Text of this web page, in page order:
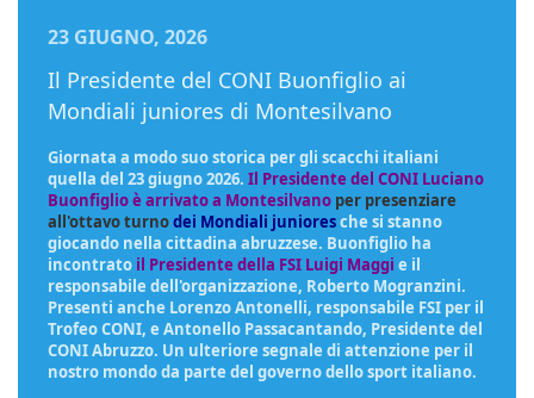
23 GIUGNO, 2026
Il Presidente del CONI Buonfiglio ai
Mondiali juniores di Montesilvano
Giornata a modo suo storica per gli scacchi italiani
quella del 23 giugno 2026. Il Presidente del CONI Luciano
Buonfiglioè arrivato a Montesilvano per presenziare
all'ottavo turnodei Mondiali junioresche si stanno
giocando nella cittadina abruzzese. Buonfiglio ha
incontrato il Presidente della FSI Luigi Maggi e il
responsabile dell'organizzazione, Roberto Mogranzini.
Presenti anche Lorenzo Antonelli, responsabile FSI per il
Trofeo CONI, e Antonello Passacantando, Presidente del
CONI Abruzzo. Un ulteriore segnale di attenzione per il
nostro mondo da parte del governo dello sport italiano.